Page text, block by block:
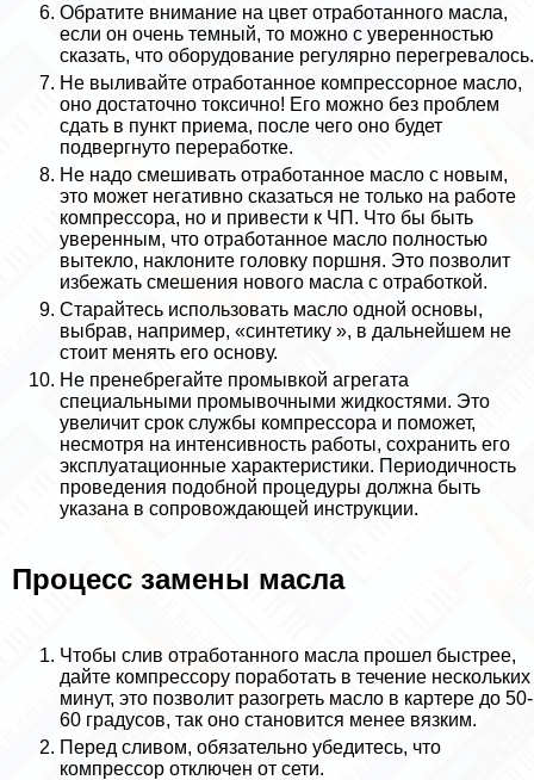
Обратите внимание на цвет отработанного масла,
если он очень темный, то можно с уверенностью
сказать, что оборудование регулярно перегревалось.
Не выливайте отработанное компрессорное масло,
оно достаточно токсично! Его можно без проблем
сдать в пункт приема, после чего оно будет
подвергнуто переработке.
Не надо смешивать отработанное масло с новым,
это может негативно сказаться не только на работе
компрессора, но и привести к ЧП. Что бы быть
уверенным, что отработанное масло полностью
вытекло, наклоните головку поршня. Это позволит
избежать смешения нового масла с отработкой.
Старайтесь использовать масло одной основы,
выбрав, например, «синтетику », в дальнейшем не
стоит менять его основу.
Не пренебрегайте промывкой агрегата
специальными промывочными жидкостями. Это
увеличит срок службы компрессора и поможет,
несмотря на интенсивность работы, сохранить его
эксплуатационные хаpaктеристики. Периодичность
проведения подобной процедуры должна быть
указана в сопровождающей инструкции.
Процесс замены масла
Чтобы слив отработанного масла прошел быстрее,
дайте компрессору поработать в течение нескольких
минут, это позволит разогреть масло в картере до 50-
60 градусов, так оно становится менее вязким.
Перед сливом, обязательно убедитесь, что
компрессор отключен от сети.